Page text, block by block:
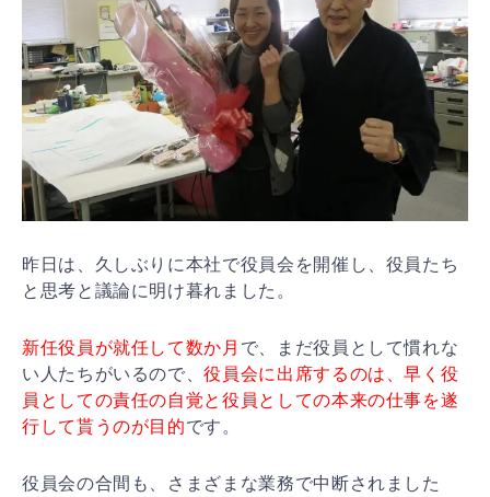
昨日は、久しぶりに本社で役員会を開催し、役員たち
と思考と議論に明け暮れました。
新任役員が就任して数か月 で、まだ役員として慣れな
い人たちがいるので、役員会に出席するのは、早く役
員としての責任の自覚と役員としての本来の仕事を遂
行して貰うのが目的です。
役員会の合間も、さまざまな業務で中断されました